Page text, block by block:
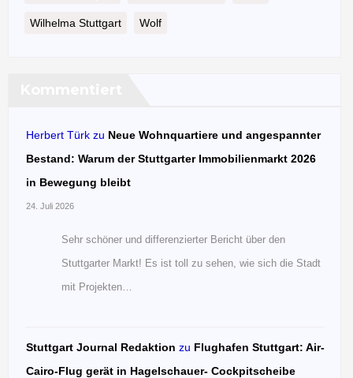
Wilhelma Stuttgart Wolf
Herbert Türk zu Neue Wohnquartiere und angespannter
Bestand: Warum der Stuttgarter Immobilienmarkt 2026
in Bewegung bleibt
24. Juli 2026
Sehr schöner und differenzierter Bericht über den
Stuttgarter Markt! Es ist toll zu sehen, wie sich die Stadt
mit Projekten…
Stuttgart Journal Redaktion zu Flughafen Stuttgart: Air-
Cairo-Flug gerät in Hagelschauer- Cockpitscheibe